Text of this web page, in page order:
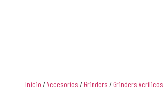
Inicio /Accesorios /Grinders /Grinders Acrílicos